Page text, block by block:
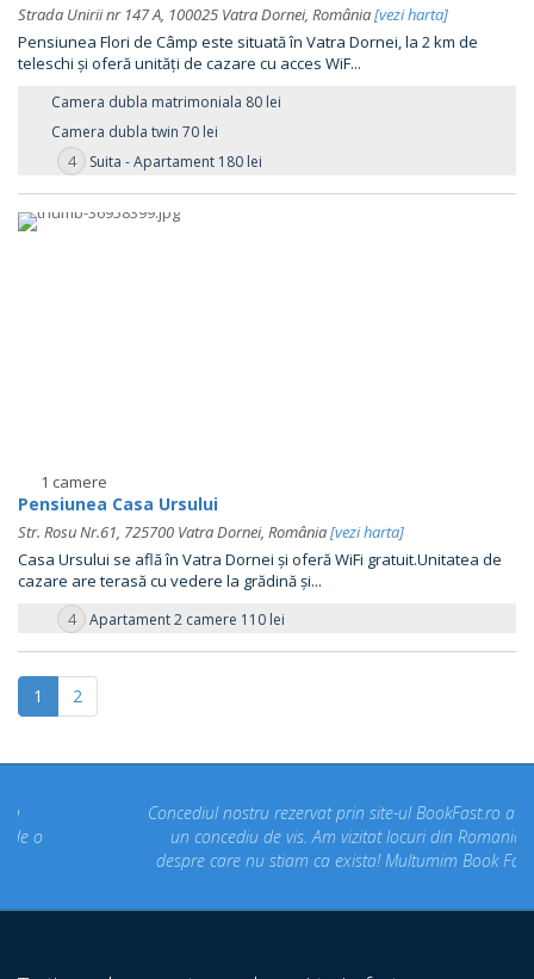
Strada Unirii nr 147 A, 100025 Vatra Dornei, România[vezi harta]
Pensiunea Flori de Câmp este situată în Vatra Dornei, la 2 km de
teleschi și oferă unități de cazare cu acces WiF...
Camera dubla matrimoniala 80 lei
Camera dubla twin 70 lei
4 Suita - Apartament 180 lei
1 camere
Pensiunea Casa Ursului
Str. Rosu Nr.61, 725700 Vatra Dornei, România[vezi harta]
Casa Ursului se află în Vatra Dornei și oferă WiFi gratuit.Unitatea de
cazare are terasă cu vedere la grădină și...
4
Apartament 2 camere 110 lei
1 2
Concediul nostru rezervat prin site-ul BookFast.ro a fost
un concediu de vis. Am vizitat locuri din Romania
despre care nu stiam ca exista! Multumim Book Fast!